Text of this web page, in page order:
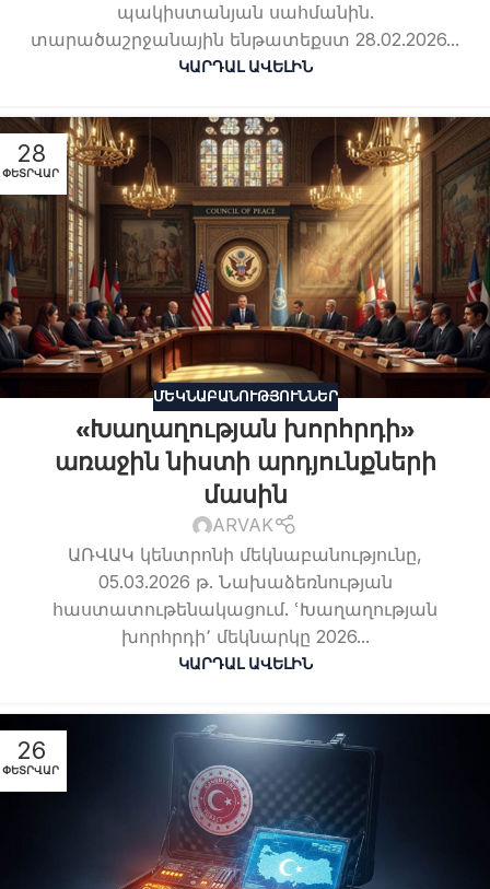
պակիստանյան սահմանին.
տարածաշրջանային ենթատեքստ 28.02.2026...
ԿԱՐԴԱԼ ԱՎԵԼԻՆ
28
ՓԵՏՐՎԱՐ
ՄԵԿՆԱԲԱՆՈՒԹՅՈՒՆՆԵՐ
«Խաղաղության խորհրդի»
առաջին նիստի արդյունքների
մասին
ARVAK
ԱՌՎԱԿ կենտրոնի մեկնաբանությունը,
05.03.2026 թ. Նախաձեռնության
հաստատութենակացում. ՙԽաղաղության
խորհրդի՚ մեկնարկը 2026...
ԿԱՐԴԱԼ ԱՎԵԼԻՆ
26
ՓԵՏՐՎԱՐ